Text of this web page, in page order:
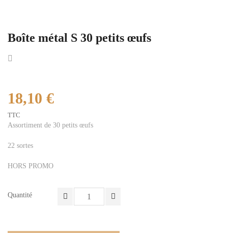
Boîte métal S 30 petits œufs
18,10 €
TTC
Assortiment de 30 petits œufs
22 sortes
HORS PROMO
Quantité